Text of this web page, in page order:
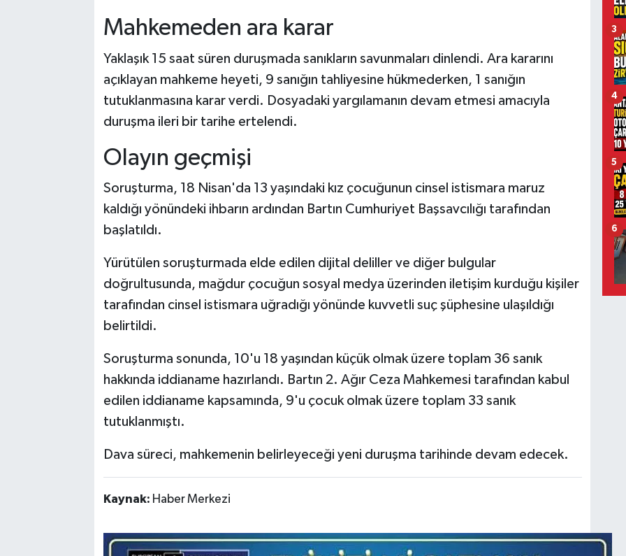
Mahkemeden ara karar
Yaklaşık 15 saat süren duruşmada sanıkların savunmaları dinlendi. Ara kararını
açıklayan mahkeme heyeti, 9 sanığın tahliyesine hükmederken, 1 sanığın
tutuklanmasına karar verdi. Dosyadaki yargılamanın devam etmesi amacıyla
duruşma ileri bir tarihe ertelendi.
Olayın geçmişi
Soruşturma, 18 Nisan'da 13 yaşındaki kız çocuğunun cinsel istismara maruz
kaldığı yönündeki ihbarın ardından Bartın Cumhuriyet Başsavcılığı tarafından
başlatıldı.
Yürütülen soruşturmada elde edilen dijital deliller ve diğer bulgular
doğrultusunda, mağdur çocuğun sosyal medya üzerinden iletişim kurduğu kişiler
tarafından cinsel istismara uğradığı yönünde kuvvetli suç şüphesine ulaşıldığı
belirtildi.
Soruşturma sonunda, 10'u 18 yaşından küçük olmak üzere toplam 36 sanık
hakkında iddianame hazırlandı. Bartın 2. Ağır Ceza Mahkemesi tarafından kabul
edilen iddianame kapsamında, 9'u çocuk olmak üzere toplam 33 sanık
tutuklanmıştı.
Dava süreci, mahkemenin belirleyeceği yeni duruşma tarihinde devam edecek.
Kaynak: Haber Merkezi
3
4
5
6